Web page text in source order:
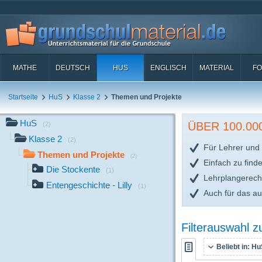
MATHE DEUTSCH HUS ENGLISCH MATERIAL
Startseite HuS Klasse 2 Themen und Projekte
HuS (2)
Klasse 2 (2)
Themen und Projekte (2)
Die Stockente (1)
Entengeschichte - Lilly (1)
ÜBER
Für Lehrer und
Einfach zu
Auch für das
Filterauswahl
Beliebt in: